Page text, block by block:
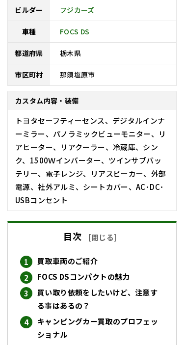
ビルダー フジカーズ
車種 FOCS DS
都道府県 栃木県
市区町村 那須塩原市
カスタム内容・装備
トヨタセーフティーセンス、デジタルインナ
ーミラー、パノラミックビューモニター、リ
アヒーター、リアクーラー、冷蔵庫、シン
ク、1500Ｗインバーター、ツインサブバッ
テリー、電子レンジ、リアスピーカー、外部
電源、社外アルミ、シートカバー、AC･DC･
USBコンセント
目次 [閉じる]
買取車両のご紹介
FOCS DSコンパクトの魅力
買い取り依頼をしたいけど、注意す
る事はあるの？
キャンピングカー買取のプロフェッ
ショナル